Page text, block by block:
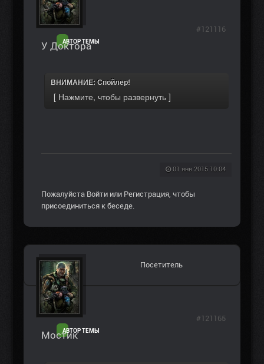
АВТОР ТЕМЫ
У Доктора
ВНИМАНИЕ: Спойлер!
01 янв 2015 10:04
#121116
Пожалуйста Войти или Регистрация , чтобы
присоединиться к беседе.
АВТОР ТЕМЫ
Посетитель
Мостик
#121165